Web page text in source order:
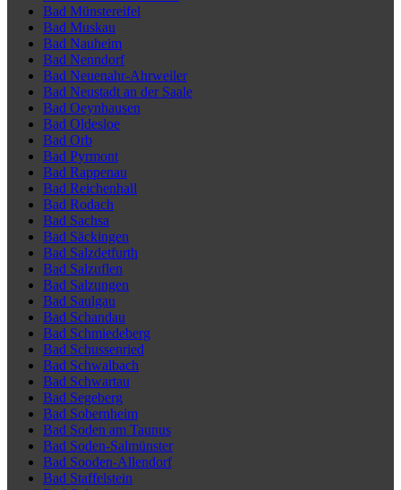
Bad Münstereifel
Bad Muskau
Bad Nauheim
Bad Nenndorf
Bad Neuenahr-Ahrweiler
Bad Neustadt an der Saale
Bad Oeynhausen
Bad Oldesloe
Bad Orb
Bad Pyrmont
Bad Rappenau
Bad Reichenhall
Bad Rodach
Bad Sachsa
Bad Säckingen
Bad Salzdetfurth
Bad Salzuflen
Bad Salzungen
Bad Saulgau
Bad Schandau
Bad Schmiedeberg
Bad Schussenried
Bad Schwalbach
Bad Schwartau
Bad Segeberg
Bad Sobernheim
Bad Soden am Taunus
Bad Soden-Salmünster
Bad Sooden-Allendorf
Bad Staffelstein